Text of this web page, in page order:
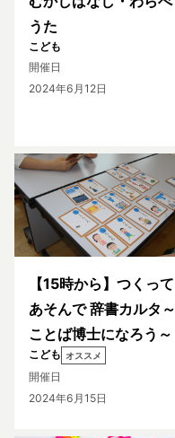
うた
こども
開催日
2024年6月12日
【15時から】つくって
あそんで 辞書カルタ～
ことば博士になろう～
こども オススメ
開催日
2024年6月15日